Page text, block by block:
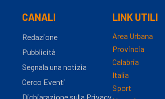
CANALI
Redazione
Pubblicità
Segnala una notizia
Cerco Eventi
Dichiarazione sulla Privacy
LINK UTILI
Area Urbana
Provincia
Calabria
Italia
Sport